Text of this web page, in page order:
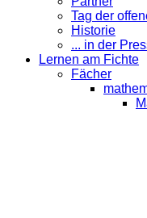
Tag der
Historie
... in der
Lernen am Fichte
Fächer